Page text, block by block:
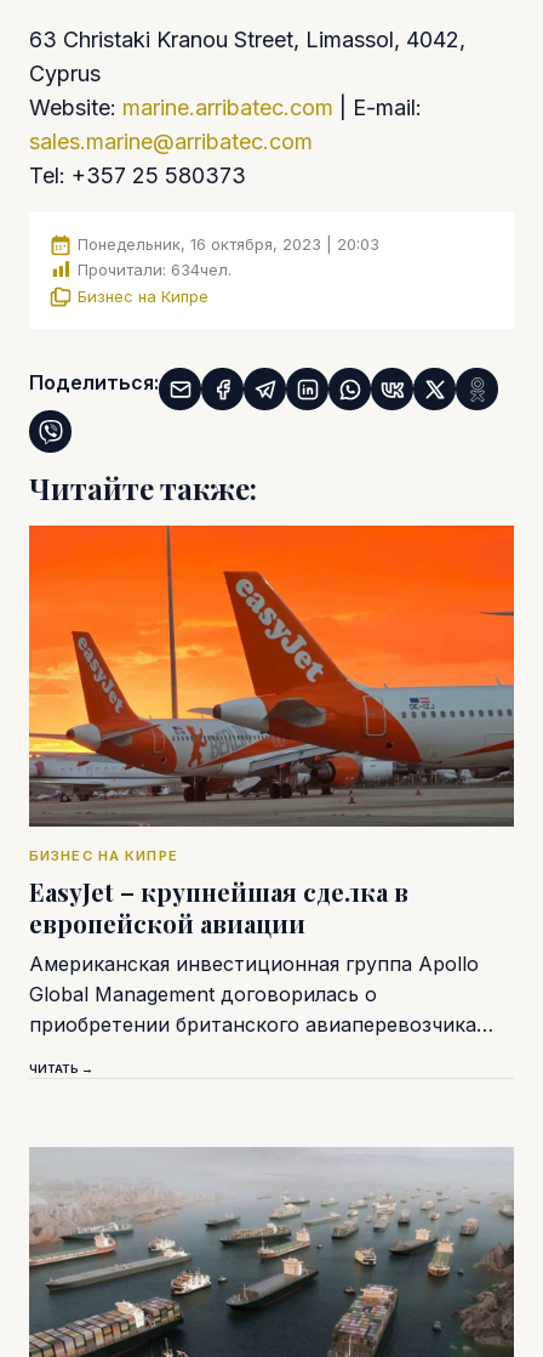
63 Christaki Kranou Street, Limassol, 4042,
Cyprus
Website: marine.arribatec.com | E-mail:
sales.marine@arribatec.com
Tel: +357 25 580373
Понедельник, 16 октября, 2023 | 20:03
Прочитали: 634чел.
Бизнес на Кипре
Поделиться:
Читайте также:
БИЗНЕС НА КИПРЕ
EasyJet – крупнейшая сделка в
европейской авиации
Американская инвестиционная группа Apollo
Global Management договорилась о
приобретении британского авиаперевозчика…
ЧИТАТЬ →